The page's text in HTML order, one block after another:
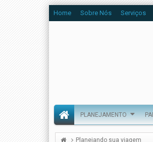
Home Sobre Nós Serviços
PLANEJAMENTO
Planejando sua viagem